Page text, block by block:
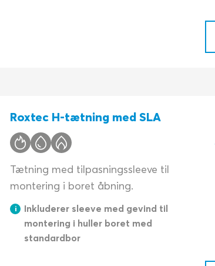
Roxtec H-tætning med SLA
Tætning med tilpasningssleeve til
montering i boret åbning.
Inkluderer sleeve med gevind til
montering i huller boret med
standardbor